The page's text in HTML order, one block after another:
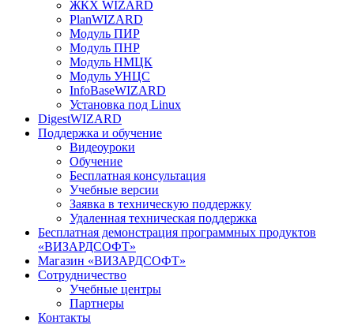
ЖКХ WIZARD
PlanWIZARD
Модуль ПИР
Модуль ПНР
Модуль НМЦК
Модуль УНЦС
InfoBaseWIZARD
Установка под Linux
DigestWIZARD
Поддержка и обучение
Видеоуроки
Обучение
Бесплатная консультация
Учебные версии
Заявка в техническую поддержку
Удаленная техническая поддержка
Бесплатная демонстрация программных продуктов
«ВИЗАРДСОФТ»
Магазин «ВИЗАРДСОФТ»
Сотрудничество
Учебные центры
Партнеры
Контакты